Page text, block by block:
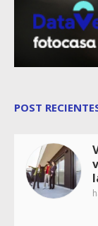
POST